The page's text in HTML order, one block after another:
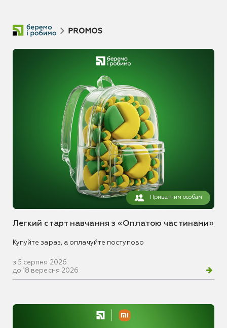
Приватним особам
Легкий старт навчання з «Оплатою частинами»
Купуйте зараз, а оплачуйте поступово
з 5 серпня 2026
до 18 вересня 2026